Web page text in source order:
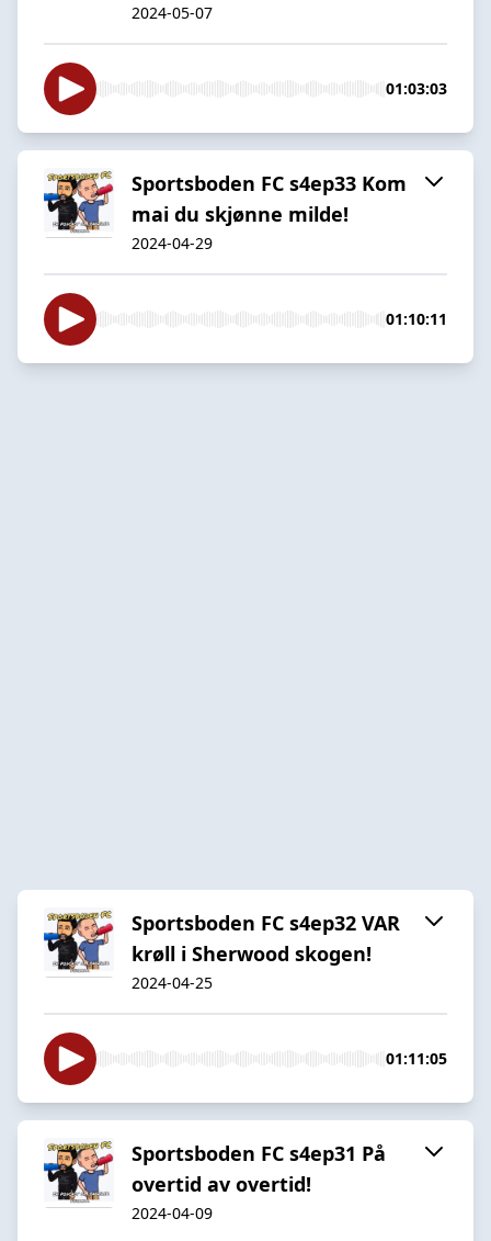
2024-05-07
01:03:03
Sportsboden FC s4ep33 Kom
mai du skjønne milde!
2024-04-29
01:10:11
Sportsboden FC s4ep32 VAR
krøll i Sherwood skogen!
2024-04-25
01:11:05
Sportsboden FC s4ep31 På
overtid av overtid!
2024-04-09